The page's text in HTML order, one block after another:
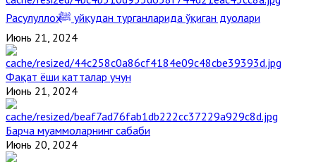
Расулуллоҳ ﷺ уйқудан турганларида ўқиган дуолари
Июнь 21, 2024
Фақат ёши катталар учун
Июнь 21, 2024
Барча муаммоларнинг сабаби
Июнь 20, 2024